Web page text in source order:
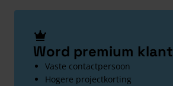
Word premium klant
Vaste contactpersoon
Hogere projectkorting